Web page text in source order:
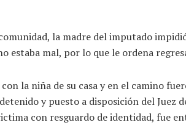
la madre del imputado
estaba mal, por lo que le ordena
la niña de su casa y en el camino
y puesto a disposición del Juez
con resguardo de identidad, fue